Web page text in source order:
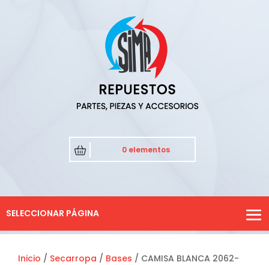
0 elementos
SELECCIONAR PÁGINA
Inicio / Secarropa / Bases / CAMISA BLANCA 2062-